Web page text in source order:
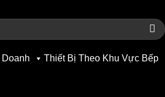
Thiết Bị Theo Khu Vực Bếp